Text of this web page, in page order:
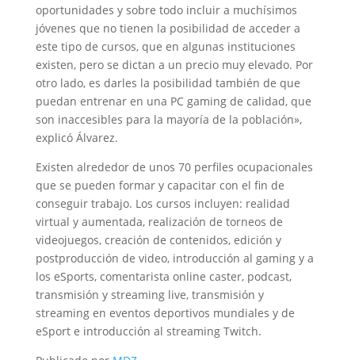
oportunidades y sobre todo incluir a muchísimos
jóvenes que no tienen la posibilidad de acceder a
este tipo de cursos, que en algunas instituciones
existen, pero se dictan a un precio muy elevado. Por
otro lado, es darles la posibilidad también de que
puedan entrenar en una PC gaming de calidad, que
son inaccesibles para la mayoría de la población»,
explicó Álvarez.
Existen alrededor de unos 70 perfiles ocupacionales
que se pueden formar y capacitar con el fin de
conseguir trabajo. Los cursos incluyen: realidad
virtual y aumentada, realización de torneos de
videojuegos, creación de contenidos, edición y
postproducción de video, introducción al gaming y a
los eSports, comentarista online caster, podcast,
transmisión y streaming live, transmisión y
streaming en eventos deportivos mundiales y de
eSport e introducción al streaming Twitch.